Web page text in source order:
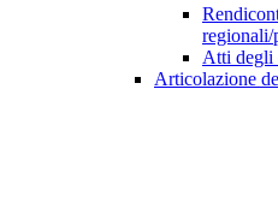
Atti degli
Articolazione